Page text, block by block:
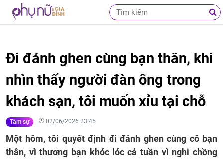
Đi đánh ghen cùng bạn thân, khi
nhìn thấy người đàn ông trong
khách sạn, tôi muốn xỉu tại chỗ
Tâm sự 02/06/2026 23:45
Một hôm, tôi quyết định đi đánh ghen cùng cô bạn
thân, vì thương bạn khóc lóc cả tuần vì nghi chồng